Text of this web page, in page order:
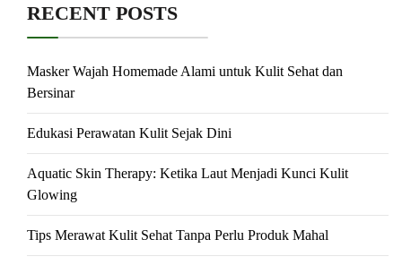
RECENT POSTS
Masker Wajah Homemade Alami untuk Kulit Sehat dan
Bersinar
Edukasi Perawatan Kulit Sejak Dini
Aquatic Skin Therapy: Ketika Laut Menjadi Kunci Kulit
Glowing
Tips Merawat Kulit Sehat Tanpa Perlu Produk Mahal